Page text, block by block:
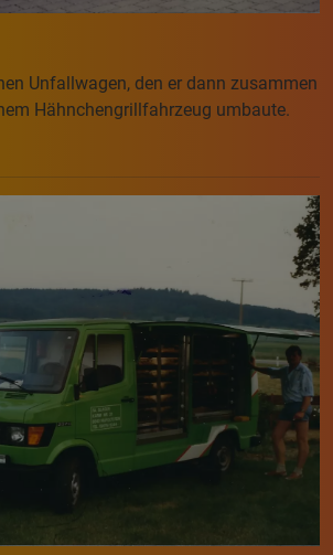
Unfallwagen, den er dann zusammen
Hähnchengrillfahrzeug umbaute.